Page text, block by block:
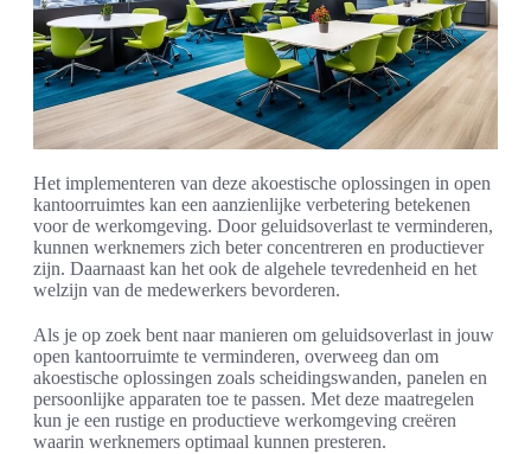
Het implementeren van deze akoestische oplossingen in open
kantoorruimtes kan een aanzienlijke verbetering betekenen
voor de werkomgeving. Door geluidsoverlast te verminderen,
kunnen werknemers zich beter concentreren en productiever
zijn. Daarnaast kan het ook de algehele tevredenheid en het
welzijn van de medewerkers bevorderen.
Als je op zoek bent naar manieren om geluidsoverlast in jouw
open kantoorruimte te verminderen, overweeg dan om
akoestische oplossingen zoals scheidingswanden, panelen en
persoonlijke apparaten toe te passen. Met deze maatregelen
kun je een rustige en productieve werkomgeving creëren
waarin werknemers optimaal kunnen presteren.